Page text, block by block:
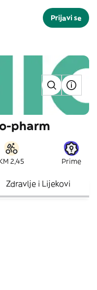
Prijavi se
pharm
2,45 Prime
Zdravlje i Lijekovi